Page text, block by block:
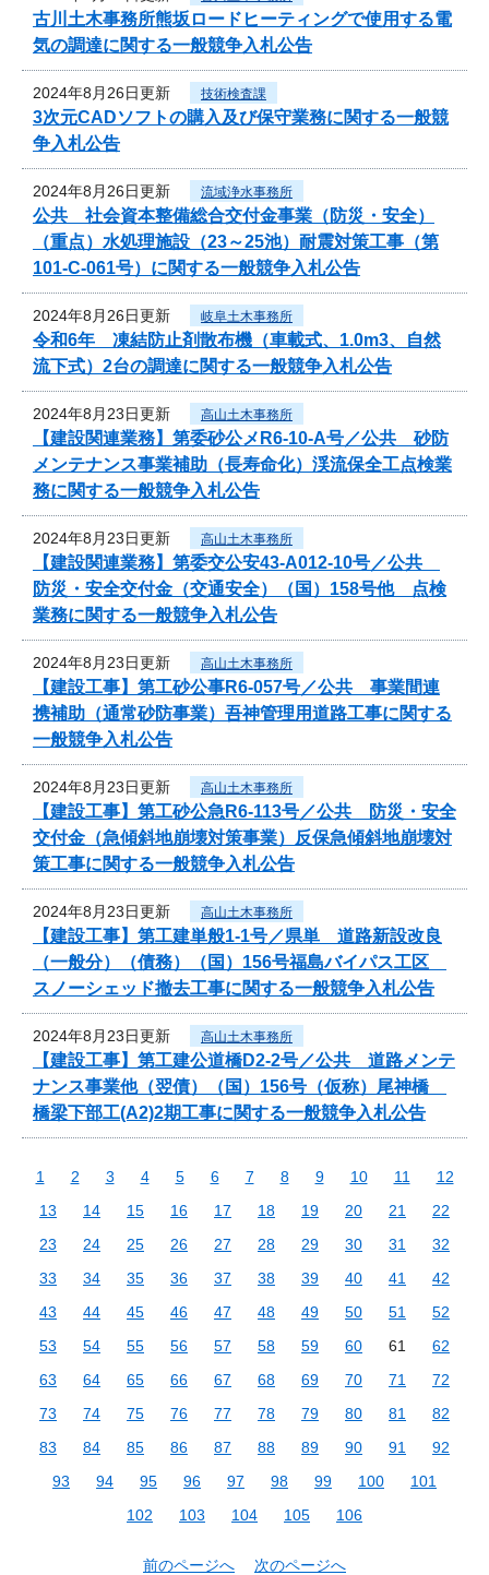
古川土木事務所熊坂ロードヒーティングで使用する電
気の調達に関する一般競争入札公告
2024年8月26日更新 技術検査課
3次元CADソフトの購入及び保守業務に関する一般競
争入札公告
2024年8月26日更新 流域浄水事務所
公共 社会資本整備総合交付金事業（防災・安全）
（重点）水処理施設（23～25池）耐震対策工事（第
101-C-061号）に関する一般競争入札公告
2024年8月26日更新 岐阜土木事務所
令和6年 凍結防止剤散布機（車載式、1.0m3、自然
流下式）2台の調達に関する一般競争入札公告
2024年8月23日更新 高山土木事務所
【建設関連業務】第委砂公メR6-10-A号／公共 砂防
メンテナンス事業補助（長寿命化）渓流保全工点検業
務に関する一般競争入札公告
2024年8月23日更新 高山土木事務所
【建設関連業務】第委交公安43-A012-10号／公共
防災・安全交付金（交通安全）（国）158号他 点検
業務に関する一般競争入札公告
2024年8月23日更新 高山土木事務所
【建設工事】第工砂公事R6-057号／公共 事業間連
携補助（通常砂防事業）吾神管理用道路工事に関する
一般競争入札公告
2024年8月23日更新 高山土木事務所
【建設工事】第工砂公急R6-113号／公共 防災・安全
交付金（急傾斜地崩壊対策事業）反保急傾斜地崩壊対
策工事に関する一般競争入札公告
2024年8月23日更新 高山土木事務所
【建設工事】第工建単般1-1号／県単 道路新設改良
（一般分）（債務）（国）156号福島バイパス工区
スノーシェッド撤去工事に関する一般競争入札公告
2024年8月23日更新 高山土木事務所
【建設工事】第工建公道橋D2-2号／公共 道路メンテ
ナンス事業他（翌債）（国）156号（仮称）尾神橋
橋梁下部工(A2)2期工事に関する一般競争入札公告
1 2 3 4 5 6 7 8 9 10 11
12
13
14 15 16 17 18 19 20 21
22
23
24 25 26 27 28 29 30 31
32
33
34 35 36 37 38 39 40 41
42
43
44 45 46 47 48 49 50 51
52
53
54 55 56 57 58 59 60 61
62
63
64 65 66 67 68 69 70 71
72
73
74 75 76 77 78 79 80 81
82
83
84 85 86 87 88 89 90 91
92
93
94 95 96 97 98 99 100
101
102
103 104 105 106
前のページへ 次のページへ